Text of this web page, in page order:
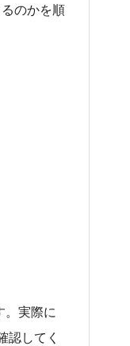
のかを順
。実際に
認してく